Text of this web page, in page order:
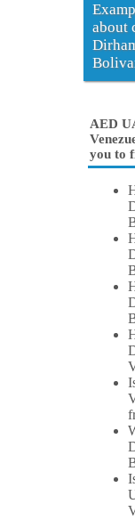
about
AED
you to